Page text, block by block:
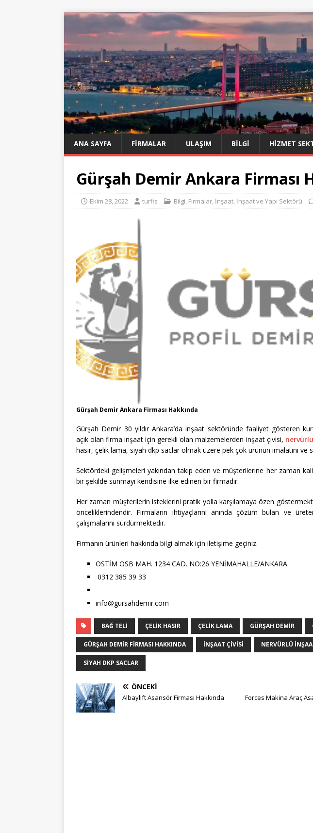
ANA SAYFA FIRMALAR ULAŞIM BILGI HIZMET
Gürşah Demir Ankara Firması
Ekim 28, 2022 turfis Bilgi, Firmalar, İnşaat, İnşaat ve Yapı Sektörü
Gürşah Demir Ankara Firması Hakkında
Gürşah Demir 30 yıldır Ankara’da inşaat sektöründe faaliyet gösteren
açık olan firma inşaat için gerekli olan malzemelerden inşaat çivisi,
hasır, çelik lama, siyah dkp saclar olmak üzere pek çok ürünün imalatını ve
Sektördeki gelişmeleri yakından takip eden ve müşterilerine her zaman
bir şekilde sunmayı kendisine ilke edinen bir firmadır.
Her zaman müşterilerin isteklerini pratik yolla karşılamaya özen
önceliklerindendir. Firmaların ihtiyaçlarını anında çözüm bulan ve
çalışmalarını sürdürmektedir.
Firmanın ürünleri hakkında bilgi almak için iletişime geçiniz.
OSTİM OSB MAH. 1234 CAD. NO:26 YENİMAHALLE/ANKARA
0312 385 39 33
info@gursahdemir.com
BAĞ TELI ÇELIK HASIR ÇELIK LAMA GÜRŞAH DEMIR
GÜRŞAH DEMIR FIRMASI HAKKINDA INŞAAT ÇIVISI NERVÜRLÜ
SIYAH DKP SACLAR
ÖNCEKI
Albaylift Asansör Firması Hakkında Forces Makina Araç